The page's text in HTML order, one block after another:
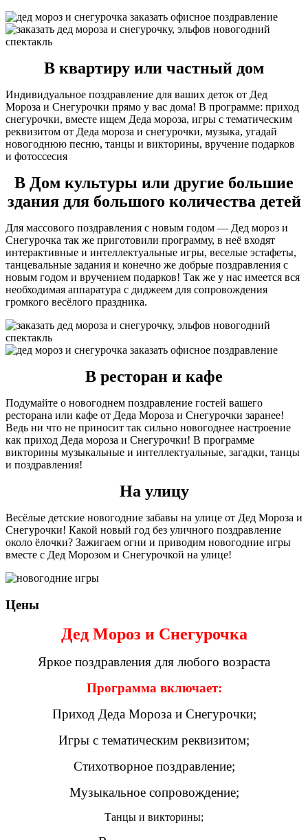
В квартиру или частный дом
Индивидуальное поздравление для ваших деток от Дед
Мороза и Снегурочки прямо у вас дома! В программе: приход
снегурочки, вместе ищем Деда мороза, игры с тематическим
реквизитом от Деда мороза и снегурочки, музыка, угадай
новогоднюю песню, танцы и викторины, вручение подарков
и фотоссесия
В Дом культуры или другие большие
здания для большого количества детей
Для массового поздравления с новым годом — Дед мороз и
Снегурочка так же приготовили программу, в неё входят
интерактивные и интеллектуальные игры, веселые эстафеты,
танцевальные задания и конечно же добрые поздравления с
новым годом и вручением подарков! Так же у нас имеется вся
необходимая аппаратура с диджеем для сопровождения
громкого весёлого праздника.
В ресторан и кафе
Подумайте о новогоднем поздравление гостей вашего
ресторана или кафе от Деда Мороза и Снегурочки заранее!
Ведь ни что не приносит так сильно новогоднее настроение
как приход Деда мороза и Снегурочки! В программе
викторины музыкальные и интеллектуальные, загадки, танцы
и поздравления!
На улицу
Весёлые детские новогодние забавы на улице от Дед Мороза и
Снегурочки! Какой новый год без уличного поздравление
около ёлочки? Зажигаем огни и приводим новогодние игры
вместе с Дед Морозом и Снегурочкой на улице!
Цены
Дед Мороз и Снегурочка
Яркое поздравления для любого возраста
Программа включает:
Приход Деда Мороза и Снегурочки;
Игры с тематическим реквизитом;
Стихотворное поздравление;
Музыкальное сопровождение;
Танцы и викторины;